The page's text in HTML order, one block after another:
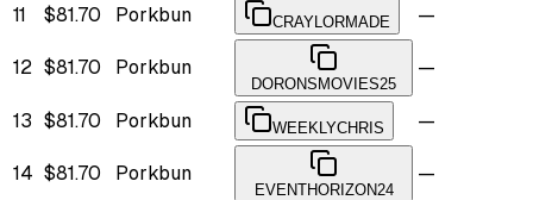
11 $81.70 Porkbun CRAYLORMADE —
12 $81.70 Porkbun
DORONSMOVIES25
—
13 $81.70 Porkbun WEEKLYCHRIS —
14 $81.70 Porkbun
EVENTHORIZON24
—